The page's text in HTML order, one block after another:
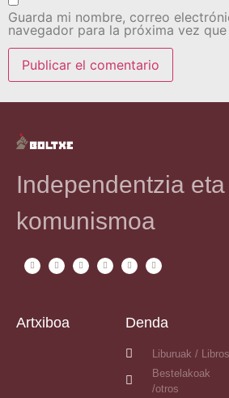
Guarda mi nombre, correo
navegador para la próxima vez
Independentzia eta
komunismoa
Artxiboa Denda
Liburuak / Libros
Bestelakoak
/otros